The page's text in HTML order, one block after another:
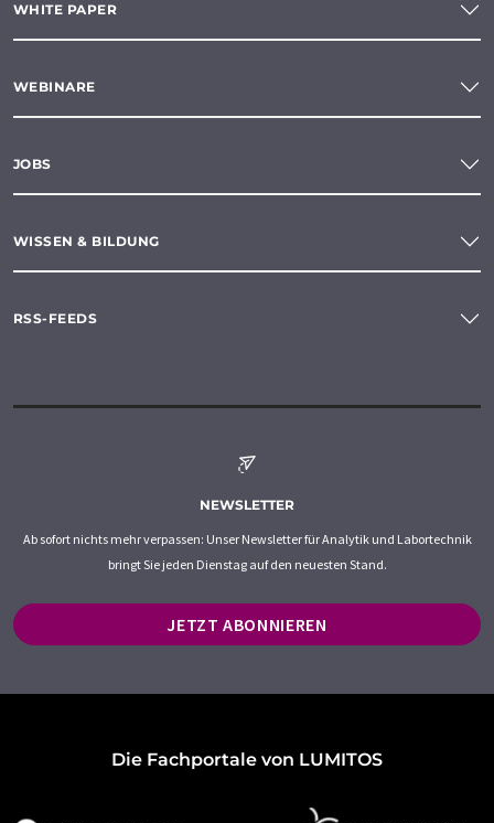
WHITE PAPER
WEBINARE
JOBS
WISSEN & BILDUNG
RSS-FEEDS
NEWSLETTER
Ab sofort nichts mehr verpassen: Unser Newsletter für Analytik und Labortechnik
bringt Sie jeden Dienstag auf den neuesten Stand.
JETZT ABONNIEREN
Die Fachportale von LUMITOS